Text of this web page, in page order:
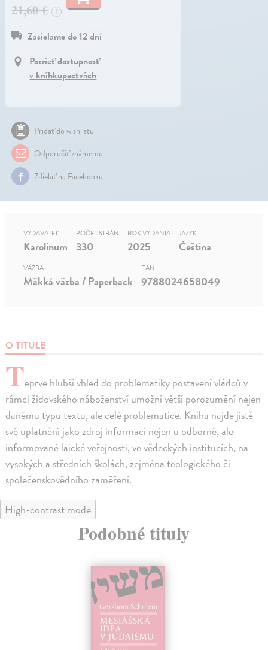
21,60 €
?
Zasielame do 12 dní
Pozrieť dostupnosť
v kníhkupectvách
Pridať do wishlistu
Odporučiť známemu
Zdielať na Facebooku
O TITULE
Teprve hlubší vhled do problematiky postavení vládců v
rámci židovského náboženství umožní větší porozumění nejen
danému typu textu, ale celé problematice. Kniha najde jistě
své uplatnění jako zdroj informací nejen u odborné, ale
informované laické veřejnosti, ve vědeckých institucích, na
vysokých a středních školách, zejména teologického či
společenskovědního zaměření.
VYDAVATEĽ
Karolinum
POČET STRÁN
330
ROK VYDANIA
2025
JAZYK
Čeština
VÄZBA
Mäkká väzba / Paperback
EAN
9788024658049
High-contrast mode
Podobné tituly